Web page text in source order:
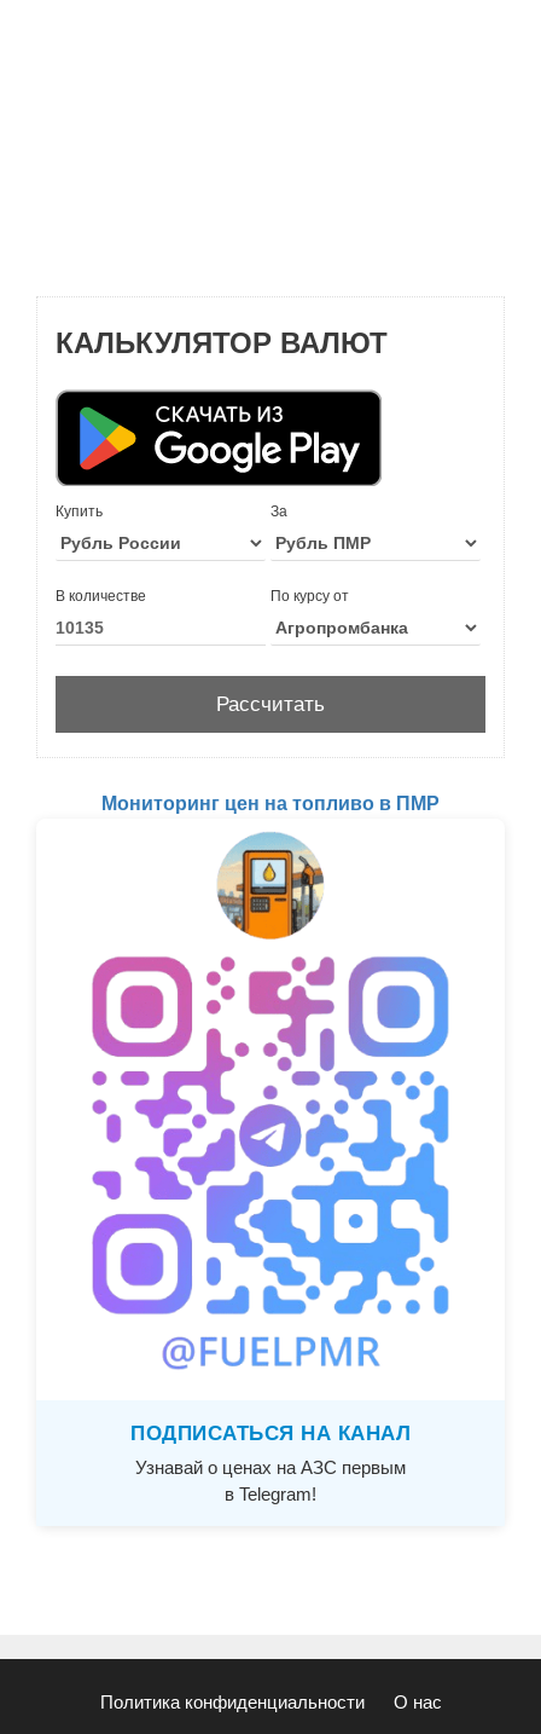
КАЛЬКУЛЯТОР ВАЛЮТ
Купить За
В количестве По курсу от
Мониторинг цен на топливо в ПМР
ПОДПИСАТЬСЯ НА КАНАЛ
Узнавай о ценах на АЗС первым
в Telegram!
Политика конфиденциальности О нас